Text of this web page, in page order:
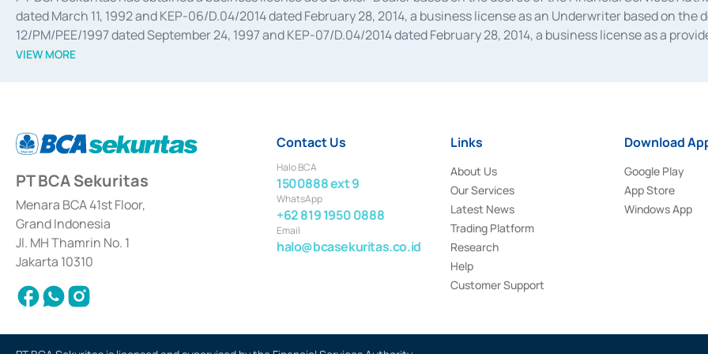
dated March 11, 1992 and KEP-06/D.04/2014 dated February 28, 2014, a business license as an Underwriter based on
12/PM/PEE/1997 dated September 24, 1997 and KEP-07/D.04/2014 dated February 28, 2014, a business license as a
divestments, and joint ventures based on the decree of the Financial Services Authority Number S-67/PM.21/2014 dated
Settlement of Commercial Paper Transactions whose license was issued in 2018.
VIEW MORE
PT BCA Sekuritas
Menara BCA 41st Floor,
Grand Indonesia
Jl. MH Thamrin No. 1
Jakarta 10310
Contact Us
Halo BCA
1500888 ext 9
WhatsApp
+62 819 1950 0888
Email
halo@bcasekuritas.co.id
Links
About Us
Our Services
Latest News
Trading Platform
Research
Help
Customer Support
Download
Google Play
App Store
Windows App